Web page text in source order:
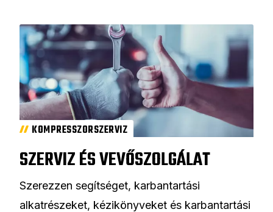
KOMPRESSZORSZERVIZ
SZERVIZ ÉS VEVŐSZOLGÁLAT
Szerezzen segítséget, karbantartási
alkatrészeket, kézikönyveket és karbantartási